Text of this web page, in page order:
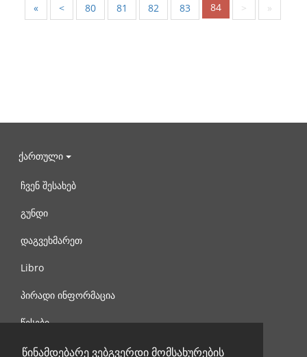
წინამდებარე ვებგვერდი მომსახურების
« < 80 81 82 83 84 > »
ქართული
ჩვენ შესახებ
გუნდი
დაგვეხმარეთ
Libro
პირადი ინფორმაცია
წესები
დაგვიკავშირდით